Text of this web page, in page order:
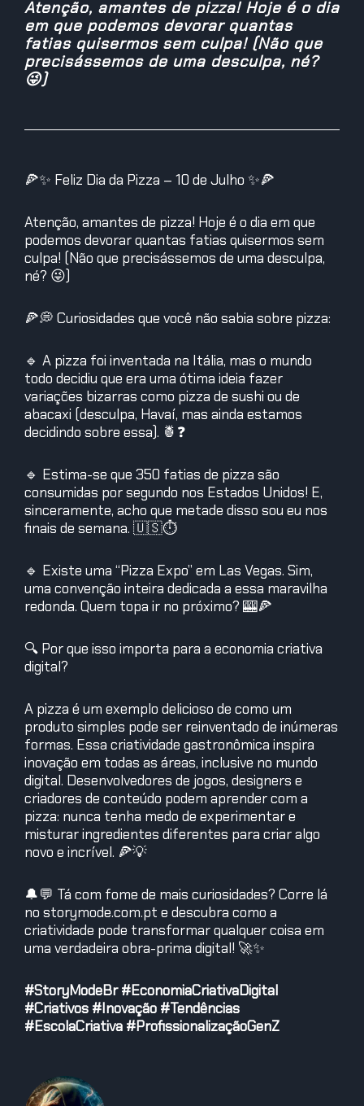
Atenção, amantes de pizza! Hoje é o dia
em que podemos devorar quantas
fatias quisermos sem culpa! (Não que
precisássemos de uma desculpa, né?
😜)
🍕✨ Feliz Dia da Pizza – 10 de Julho ✨🍕
Atenção, amantes de pizza! Hoje é o dia em que
podemos devorar quantas fatias quisermos sem
culpa! (Não que precisássemos de uma desculpa,
né? 😜)
🍕💭 Curiosidades que você não sabia sobre pizza:
🔹 A pizza foi inventada na Itália, mas o mundo
todo decidiu que era uma ótima ideia fazer
variações bizarras como pizza de sushi ou de
abacaxi (desculpa, Havaí, mas ainda estamos
decidindo sobre essa). 🍍❓
🔹 Estima-se que 350 fatias de pizza são
consumidas por segundo nos Estados Unidos! E,
sinceramente, acho que metade disso sou eu nos
finais de semana. 🇺🇸⏱️
🔹 Existe uma “Pizza Expo” em Las Vegas. Sim,
uma convenção inteira dedicada a essa maravilha
redonda. Quem topa ir no próximo? 🎰🍕
🔍 Por que isso importa para a economia criativa
digital?
A pizza é um exemplo delicioso de como um
produto simples pode ser reinventado de inúmeras
formas. Essa criatividade gastronômica inspira
inovação em todas as áreas, inclusive no mundo
digital. Desenvolvedores de jogos, designers e
criadores de conteúdo podem aprender com a
pizza: nunca tenha medo de experimentar e
misturar ingredientes diferentes para criar algo
novo e incrível. 🍕💡
🔔💬 Tá com fome de mais curiosidades? Corre lá
no storymode.com.pt e descubra como a
criatividade pode transformar qualquer coisa em
uma verdadeira obra-prima digital! 🚀✨
#StoryModeBr #EconomiaCriativaDigital
#Criativos #Inovação #Tendências
#EscolaCriativa #ProfissionalizaçãoGenZ